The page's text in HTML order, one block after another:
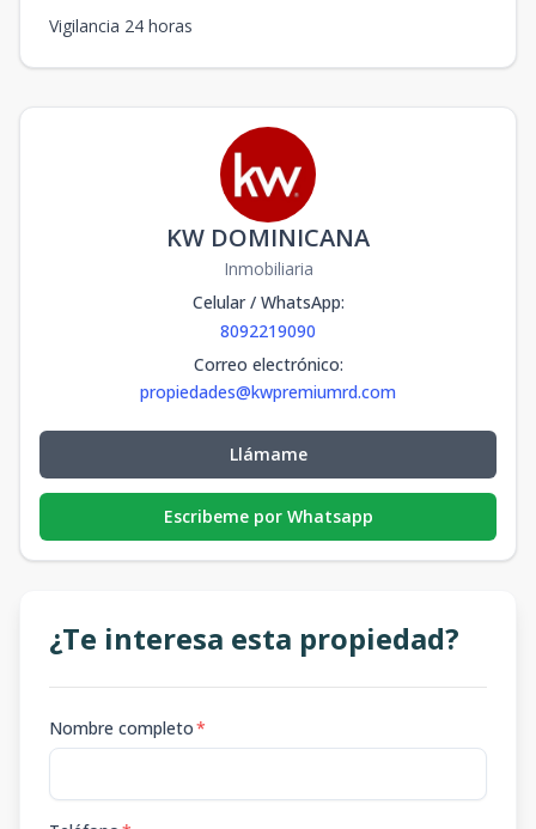
Vigilancia 24 horas
KW DOMINICANA
Inmobiliaria
Celular / WhatsApp:
8092219090
Correo electrónico:
propiedades@kwpremiumrd.com
Llámame
Escribeme por Whatsapp
¿Te interesa esta propiedad?
Nombre completo*